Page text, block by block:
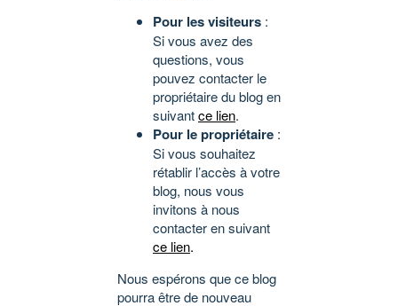
Pour les visiteurs :
Si vous avez des
questions, vous
pouvez contacter le
propriétaire du blog en
suivantce lien.
Pour le propriétaire :
Si vous souhaitez
rétablir l’accès à votre
blog, nous vous
invitons à nous
contacter en suivant
ce lien.
Nous espérons que ce blog
pourra être de nouveau